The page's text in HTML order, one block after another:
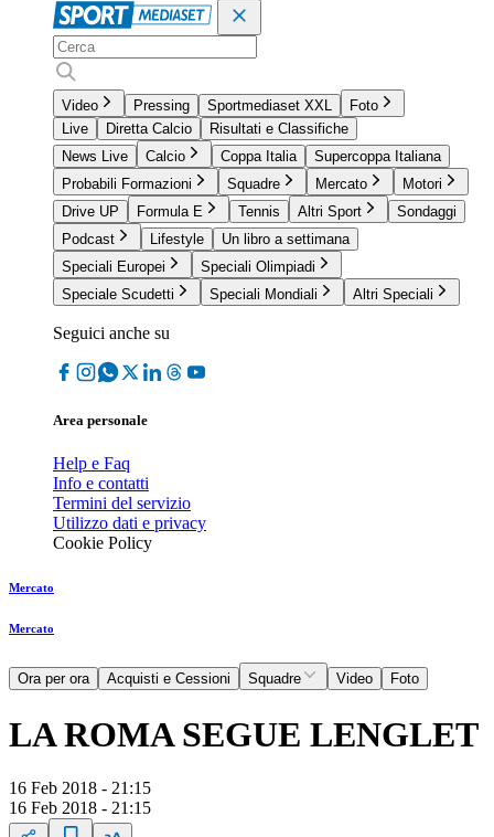
Video Pressing Sportmediaset XXL
Foto
Live
Diretta Calcio
Risultati e Classifiche
News Live
Calcio Coppa Italia
Supercoppa Italiana
Probabili Formazioni
Squadre Mercato
Motori
Drive UP
Formula E Tennis Altri Sport
Sondaggi
Podcast
Lifestyle
Un libro a settimana
Speciali Europei
Speciali Olimpiadi
Speciale Scudetti
Speciali Mondiali Altri Speciali
Seguici anche su
Area personale
Help e Faq
Info e contatti
Termini del servizio
Utilizzo dati e privacy
Cookie Policy
Mercato
Mercato
Ora per ora Acquisti e Cessioni Squadre Video Foto
LA ROMA SEGUE LENGLET
16 Feb 2018 - 21:15
16 Feb 2018 - 21:15